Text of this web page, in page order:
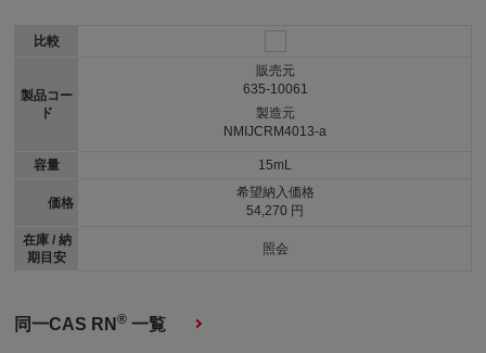
比較
製品コー
ド
容量
価格
在庫 / 納
期目安
販売元
635-10061
製造元
NMIJCRM4013-a
15mL
希望納入価格
54,270 円
照会
同一CAS RN® 一覧